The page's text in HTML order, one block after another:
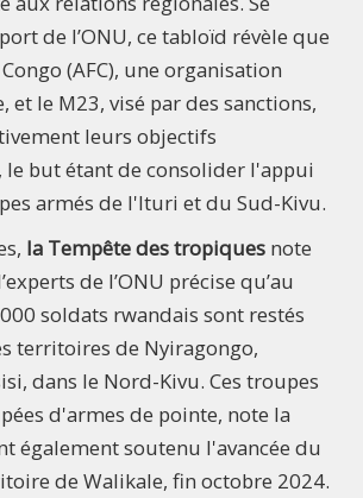
de l’ONU, ce tabloïd révèle que
(AFC), une organisation
le M23, visé par des sanctions,
leurs objectifs
le but étant de consolider l'appui
armés de l'Ituri et du Sud-Kivu.
la Tempête des tropiques note
de l’ONU précise qu’au
soldats rwandais sont restés
territoires de Nyiragongo,
dans le Nord-Kivu. Ces troupes
d'armes de pointe, note la
également soutenu l'avancée du
de Walikale, fin octobre 2024.